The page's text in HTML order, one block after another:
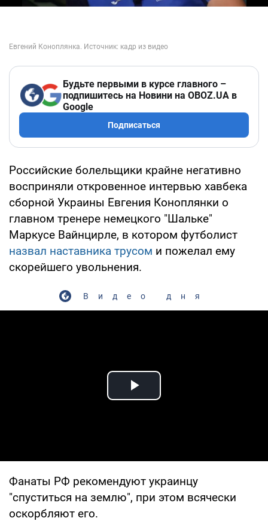
Будьте первыми в курсе главного –
подпишитесь на Новини на OBOZ.UA в
Google
Подписаться
Российские болельщики крайне негативно
восприняли откровенное интервью хавбека
сборной Украины Евгения Коноплянки о
главном тренере немецкого "Шальке"
Маркусе Вайнцирле, в котором футболист
назвал наставника трусом и пожелал ему
скорейшего увольнения.
Видео дня
Play Video
Фанаты РФ рекомендуют украинцу
"спуститься на землю", при этом всячески
оскорбляют его.